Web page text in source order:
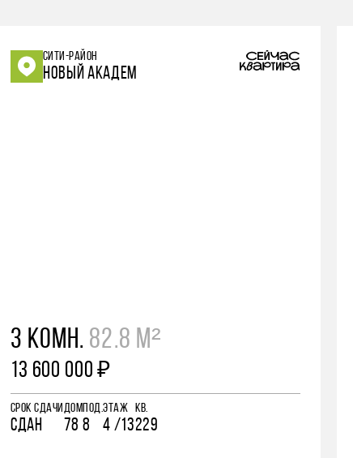
СИТИ-РАЙОН
НОВЫЙ АКАДЕМ
3 КОМН. 82.8 М²
13 600 000 ₽
СРОК СДАЧИ
СДАН
ДОМ
78
ПОД.
8
ЭТАЖ
4 /13
КВ.
229